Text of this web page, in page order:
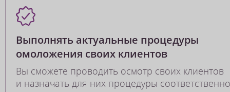
Выполнять актуальные процедуры
омоложения своих клиентов
Вы сможете проводить осмотр своих клиентов
и назначать для них процедуры соответственно